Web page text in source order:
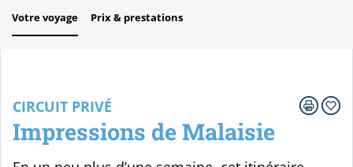
Votre voyage Prix & prestations
CIRCUIT PRIVÉ
Impressions de Malaisie